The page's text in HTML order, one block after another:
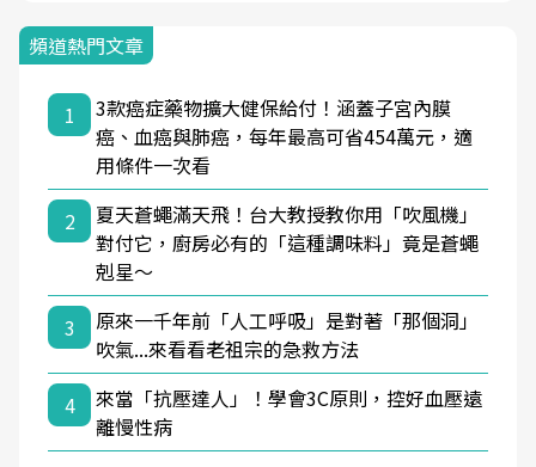
頻道熱門文章
1
3款癌症藥物擴大健保給付！涵蓋子宮內膜
癌、血癌與肺癌，每年最高可省454萬元，適
用條件一次看
2
夏天蒼蠅滿天飛！台大教授教你用「吹風機」
對付它，廚房必有的「這種調味料」竟是蒼蠅
剋星～
3
原來一千年前「人工呼吸」是對著「那個洞」
吹氣...來看看老祖宗的急救方法
4
來當「抗壓達人」！學會3C原則，控好血壓遠
離慢性病